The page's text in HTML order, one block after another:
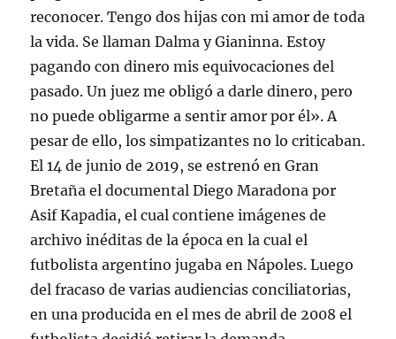
reconocer. Tengo dos hijas con mi amor de toda
la vida. Se llaman Dalma y Gianinna. Estoy
pagando con dinero mis equivocaciones del
pasado. Un juez me obligó a darle dinero, pero
no puede obligarme a sentir amor por él». A
pesar de ello, los simpatizantes no lo criticaban.
El 14 de junio de 2019, se estrenó en Gran
Bretaña el documental Diego Maradona por
Asif Kapadia, el cual contiene imágenes de
archivo inéditas de la época en la cual el
futbolista argentino jugaba en Nápoles. Luego
del fracaso de varias audiencias conciliatorias,
en una producida en el mes de abril de 2008 el